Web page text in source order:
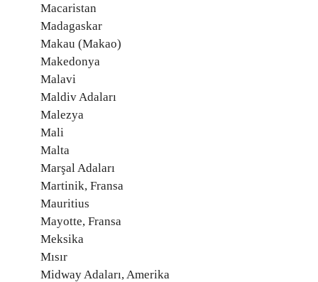
Macaristan
Madagaskar
Makau (Makao)
Makedonya
Malavi
Maldiv Adaları
Malezya
Mali
Malta
Marşal Adaları
Martinik, Fransa
Mauritius
Mayotte, Fransa
Meksika
Mısır
Midway Adaları, Amerika